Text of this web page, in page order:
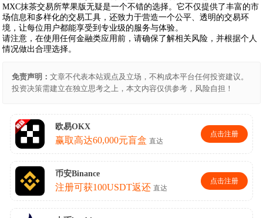
MXC抹茶交易所苹果版无疑是一个不错的选择。它不仅提供了丰富的市
场信息和多样化的交易工具，还致力于营造一个公平、透明的交易环
境，让每位用户都能享受到专业级的服务与体验。
请注意，在使用任何金融类应用前，请确保了解相关风险，并根据个人
情况做出合理选择。
免责声明：文章不代表本站观点及立场，不构成本平台任何投资建议。
投资决策需建立在独立思考之上，本文内容仅供参考，风险自担！